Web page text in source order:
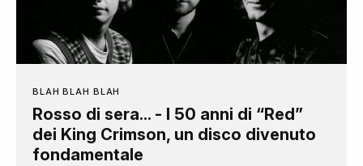
BLAH BLAH BLAH
Rosso di sera... - I 50 anni di “Red”
dei King Crimson, un disco divenuto
fondamentale